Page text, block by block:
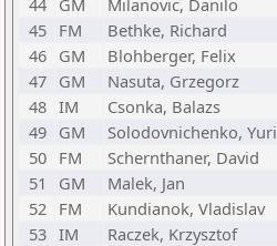
44
GM Milanovic, Danilo
45
FM Bethke, Richard
46
GM Blohberger, Felix
47
GM Nasuta, Grzegorz
48 IM Csonka, Balazs
49
GM Solodovnichenko, Yuri
50
FM Schernthaner, David
51
GM Malek, Jan
52
FM Kundianok, Vladislav
53 IM Raczek, Krzysztof